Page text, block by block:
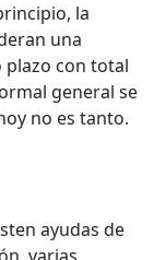
la
una
plazo con total
general se
no es tanto.
ayudas de